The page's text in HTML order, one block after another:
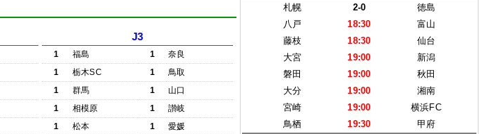
J3
1 福島 1
奈良
1
栃木SC 1
鳥取
1
群馬 1
山口
1
相模原 1
讃岐
1
松本 1
愛媛
札幌
2-0
徳島
八戸
18:30
富山
藤枝
18:30
仙台
大宮
19:00
新潟
磐田
19:00
秋田
大分
19:00
湘南
宮崎
19:00
横浜FC
鳥栖
19:30
甲府